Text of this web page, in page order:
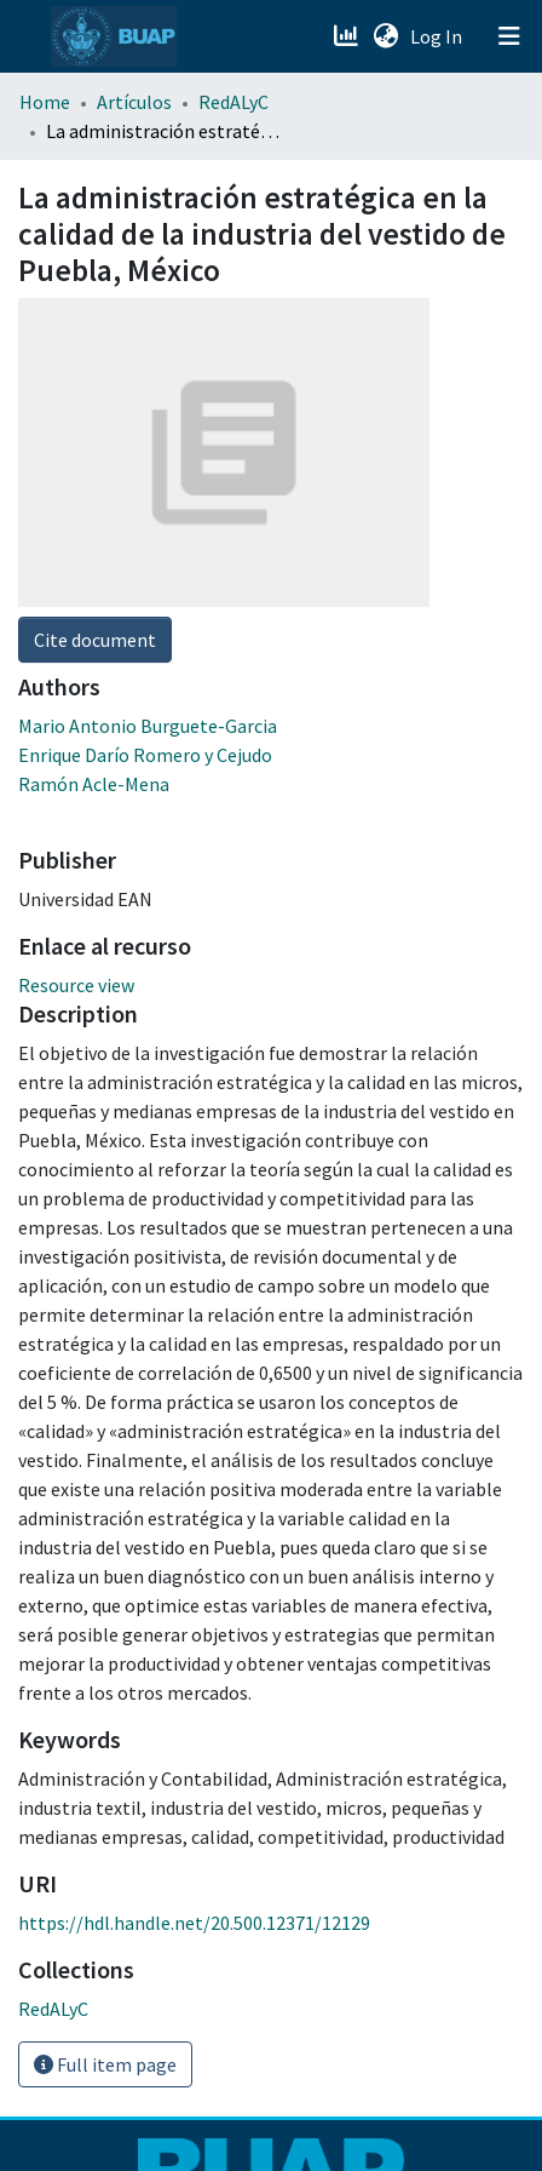
Log In (current)
menu.section.about_menu
Home Artículos
RedALyC
La administración estratégica en la calidad de la industria del vestido de Puebla, México
La administración estratégica en la
calidad de la industria del vestido de
Puebla, México
Cite document
Authors
Mario Antonio Burguete-Garcia
Enrique Darío Romero y Cejudo
Ramón Acle-Mena
Publisher
Universidad EAN
Enlace al recurso
Resource view
Description
El objetivo de la investigación fue demostrar la relación
entre la administración estratégica y la calidad en las micros,
pequeñas y medianas empresas de la industria del vestido en
Puebla, México. Esta investigación contribuye con
conocimiento al reforzar la teoría según la cual la calidad es
un problema de productividad y competitividad para las
empresas. Los resultados que se muestran pertenecen a una
investigación positivista, de revisión documental y de
aplicación, con un estudio de campo sobre un modelo que
permite determinar la relación entre la administración
estratégica y la calidad en las empresas, respaldado por un
coeficiente de correlación de 0,6500 y un nivel de significancia
del 5 %. De forma práctica se usaron los conceptos de
«calidad» y «administración estratégica» en la industria del
vestido. Finalmente, el análisis de los resultados concluye
que existe una relación positiva moderada entre la variable
administración estratégica y la variable calidad en la
industria del vestido en Puebla, pues queda claro que si se
realiza un buen diagnóstico con un buen análisis interno y
externo, que optimice estas variables de manera efectiva,
será posible generar objetivos y estrategias que permitan
mejorar la productividad y obtener ventajas competitivas
frente a los otros mercados.
Keywords
Administración y Contabilidad, Administración estratégica,
industria textil, industria del vestido, micros, pequeñas y
medianas empresas, calidad, competitividad, productividad
URI
https://hdl.handle.net/20.500.12371/12129
Collections
RedALyC
Full item page